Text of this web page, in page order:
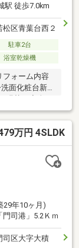
駅 徒歩7.0km
区青葉台西２
駐車2台
浴室乾燥機
フォーム内容
面化粧台新品
ル上貼り◆和
勝手口鍵交換
万円 4SLDK
29年10ヶ月)
門司港」5.2Ｋｍ
司区大字大積